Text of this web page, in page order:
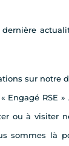
sur notre
Engagé RSE »
ou à visiter
sommes là